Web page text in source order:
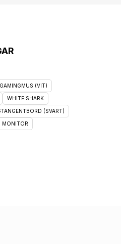
(VIT)
WHITE SHARK
(SVART)
MONITOR